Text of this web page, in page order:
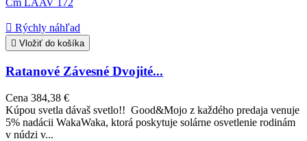
 Rýchly náhľad
 Vložiť do košíka
Ratanové Závesné Dvojité...
Cena 384,38 €
Kúpou svetla dávaš svetlo!! Good&Mojo z každého predaja venuje
5% nadácii WakaWaka, ktorá poskytuje solárne osvetlenie rodinám
v núdzi v...